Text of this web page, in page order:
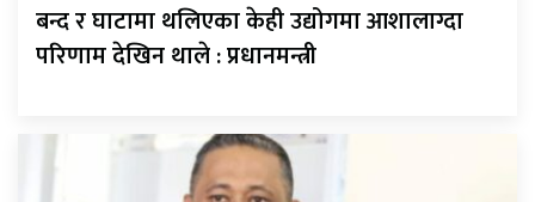
बन्द र घाटामा थलिएका केही उद्योगमा आशालाग्दा
परिणाम देखिन थाले : प्रधानमन्त्री